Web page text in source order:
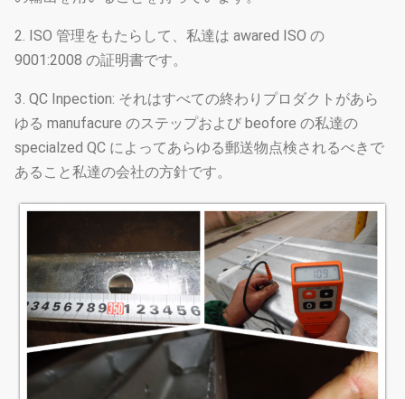
2. ISO 管理をもたらして、私達は awared ISO の
9001:2008 の証明書です。
3. QC Inpection: それはすべての終わりプロダクトがあら
ゆる manufacure のステップおよび beofore の私達の
specialzed QC によってあらゆる郵送物点検されるべきで
あること私達の会社の方針です。